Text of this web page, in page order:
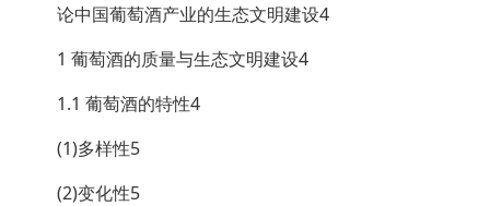
论中国葡萄酒产业的生态文明建设4
1 葡萄酒的质量与生态文明建设4
1.1 葡萄酒的特性4
(1)多样性5
(2)变化性5